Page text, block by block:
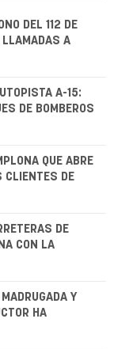
DEL 112 DE
LLAMADAS A
A-15:
DE BOMBEROS
QUE ABRE
CLIENTES DE
DE
CON LA
Y
HA